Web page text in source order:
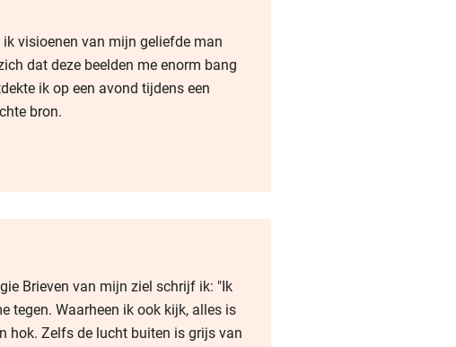
visioenen van mijn geliefde man
dat deze beelden me enorm bang
ik op een avond tijdens een
bron.
Brieven van mijn ziel schrijf ik: "Ik
tegen. Waarheen ik ook kijk, alles is
hok. Zelfs de lucht buiten is grijs van